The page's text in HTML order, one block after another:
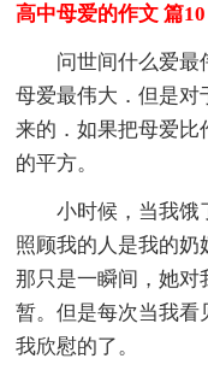
高中母爱的作文 篇10
问世间什么爱最
母爱最伟大．但是对
来的．如果把母爱比
的平方。
小时候，当我饿
照顾我的人是我的奶
那只是一瞬间，她对
暂。但是每次当我看
我欣慰的了。